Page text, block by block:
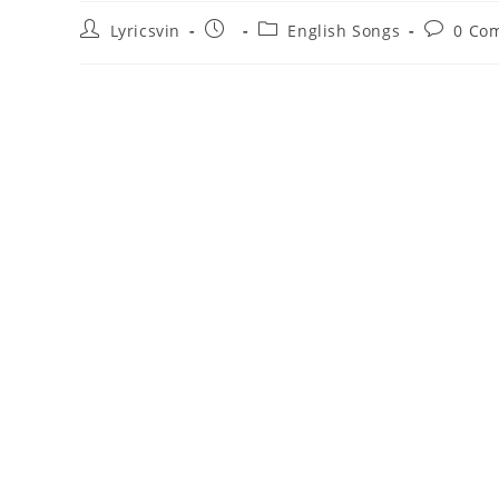
PostLyricsvin
Post
PostEnglish Songs
Post0